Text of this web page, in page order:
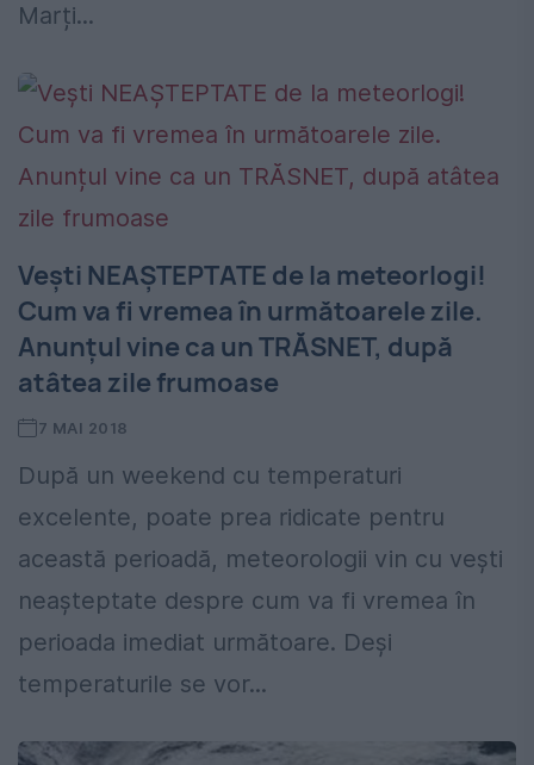
Marți...
Vești NEAȘTEPTATE de la meteorlogi!
Cum va fi vremea în următoarele zile.
Anunțul vine ca un TRĂSNET, după
atâtea zile frumoase
7 MAI 2018
După un weekend cu temperaturi
excelente, poate prea ridicate pentru
această perioadă, meteorologii vin cu vești
neașteptate despre cum va fi vremea în
perioada imediat următoare. Deși
temperaturile se vor...